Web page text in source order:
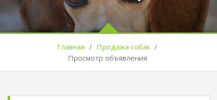
Главная / Продажа собак /
Просмотр объявления